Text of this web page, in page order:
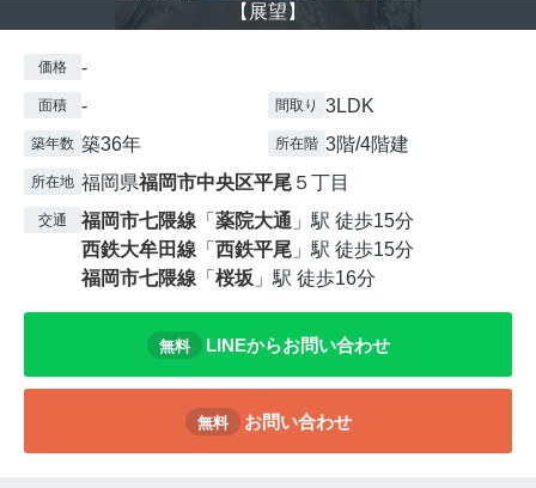
【展望】
価格 -
面積 - 間取り 3LDK
築年数 築36年 所在階 3階/4階建
所在地 福岡県福岡市中央区平尾 ５丁目
交通 福岡市七隈線 「 薬院大通 」駅 徒歩15分
西鉄大牟田線 「 西鉄平尾 」駅 徒歩15分
福岡市七隈線 「 桜坂 」駅 徒歩16分
無料 LINEからお問い合わせ
無料 お問い合わせ